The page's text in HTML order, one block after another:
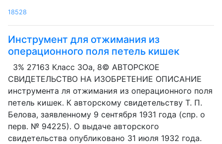
18528
Инструмент для отжимания из
операционного поля петель кишек
3% 27163 Класс ЗОа, 8© АВТОРСКОЕ
СВИДЕТЕЛЬСТВО НА ИЗОБРЕТЕНИЕ ОПИСАНИЕ
инструмента ля отжимания из операционного поля
петель кишек. К авторскому свидетельству Т. П.
Белова, заявленному 9 сентября 1931 года (спр. о
перв. № 94225). О выдаче авторского
свидетельства опубликовано 31 июля 1932 года.